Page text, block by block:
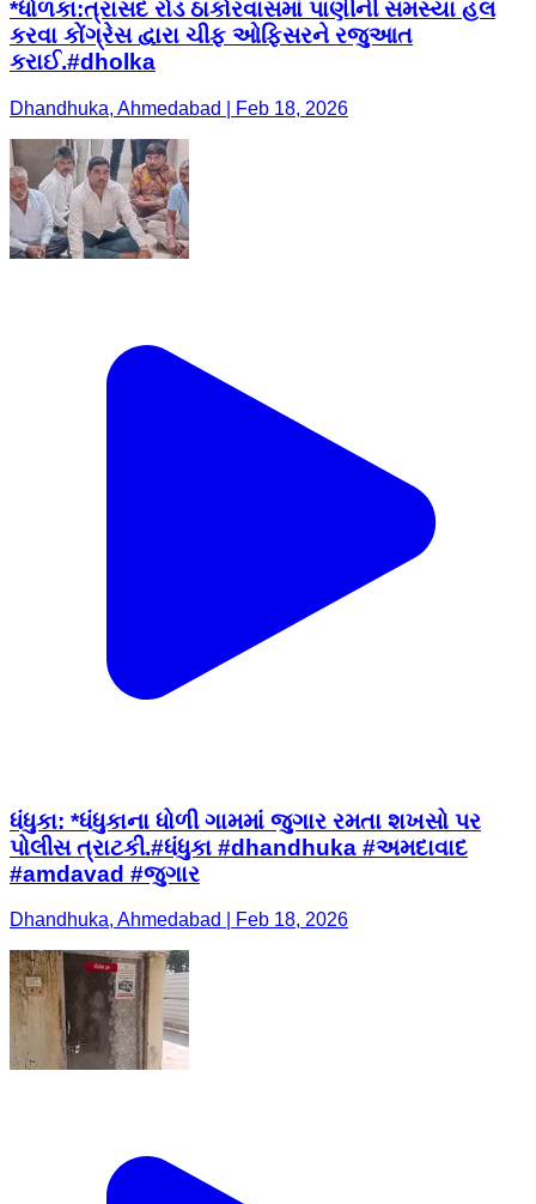
*ધોળકા:ત્રાસદ રોડ ઠાકોરવાસમાં પાણીની સમસ્યા હલ
કરવા કોંગ્રેસ દ્વારા ચીફ ઓફિસરને રજુઆત
કરાઈ.#dholka
Dhandhuka, Ahmedabad | Feb 18, 2026
ધંધુકા: *ધંધુકાના ધોળી ગામમાં જુગાર રમતા શખસો પર
પોલીસ ત્રાટકી.#ધંધુકા #dhandhuka #અમદાવાદ
#amdavad #જુગાર
Dhandhuka, Ahmedabad | Feb 18, 2026